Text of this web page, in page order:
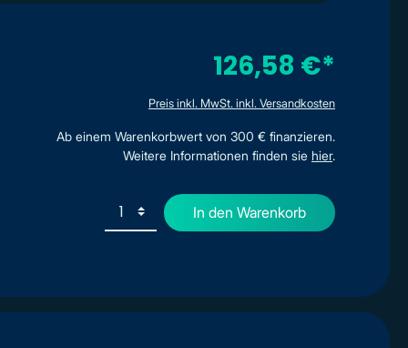
126,58 €*
Preis inkl. MwSt. inkl. Versandkosten
Ab einem Warenkorbwert von 300 € finanzieren.
Weitere Informationen finden sie hier.
In den Warenkorb